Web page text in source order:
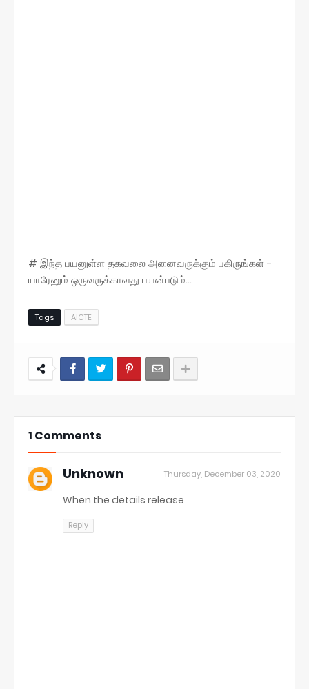
# இந்த பயனுள்ள தகவலை அனைவருக்கும் பகிருங்கள் -
யாரேனும் ஒருவருக்காவது பயன்படும்...
Tags AICTE
1 Comments
Unknown Thursday, December 03, 2020
When the details release
Reply